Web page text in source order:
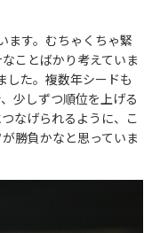
ます。むちゃくちゃ緊
ことばかり考えていま
した。複数年シードも
少しずつ順位を上げる
なげられるように、こ
勝負かなと思っていま